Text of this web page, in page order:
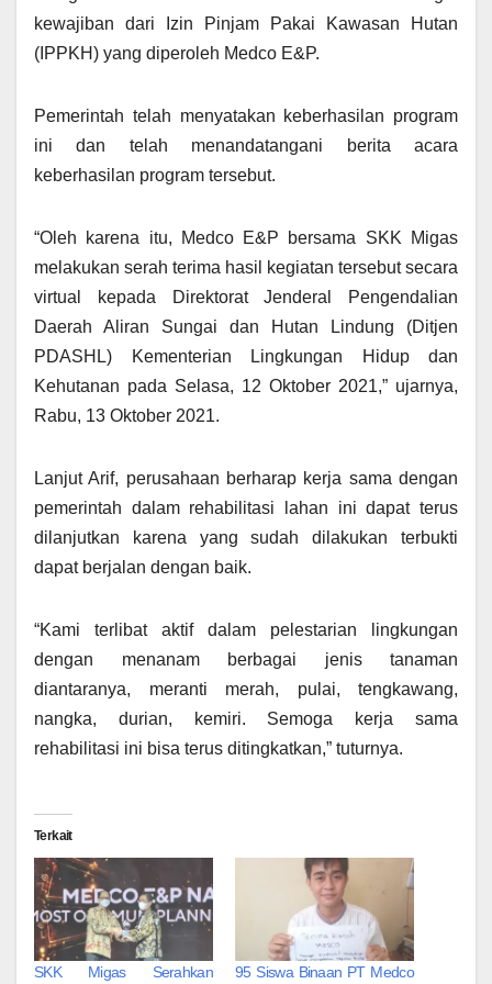
kewajiban dari Izin Pinjam Pakai Kawasan Hutan
(IPPKH) yang diperoleh Medco E&P.
Pemerintah telah menyatakan keberhasilan program
ini dan telah menandatangani berita acara
keberhasilan program tersebut.
“Oleh karena itu, Medco E&P bersama SKK Migas
melakukan serah terima hasil kegiatan tersebut secara
virtual kepada Direktorat Jenderal Pengendalian
Daerah Aliran Sungai dan Hutan Lindung (Ditjen
PDASHL) Kementerian Lingkungan Hidup dan
Kehutanan pada Selasa, 12 Oktober 2021,” ujarnya,
Rabu, 13 Oktober 2021.
Lanjut Arif, perusahaan berharap kerja sama dengan
pemerintah dalam rehabilitasi lahan ini dapat terus
dilanjutkan karena yang sudah dilakukan terbukti
dapat berjalan dengan baik.
“Kami terlibat aktif dalam pelestarian lingkungan
dengan menanam berbagai jenis tanaman
diantaranya, meranti merah, pulai, tengkawang,
nangka, durian, kemiri. Semoga kerja sama
rehabilitasi ini bisa terus ditingkatkan,” tuturnya.
Terkait
SKK Migas Serahkan 95 Siswa Binaan PT Medco